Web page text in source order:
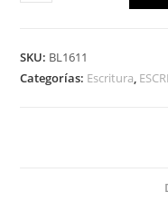
SKU: BL1611
Categorías: Escritura,